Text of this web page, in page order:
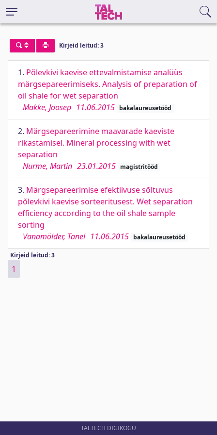
Kirjeid leitud: 3
1. Põlevkivi kaevise ettevalmistamise analüüs
märgsepareerimiseks. Analysis of preparation of
oil shale for wet separation
Makke, Joosep 11.06.2015 bakalaureusetööd
2. Märgsepareerimine maavarade kaeviste
rikastamisel. Mineral processing with wet
separation
Nurme, Martin 23.01.2015 magistritööd
3. Märgsepareerimise efektiivuse sõltuvus
põlevkivi kaevise sorteeritusest. Wet separation
efficiency according to the oil shale sample
sorting
Vanamölder, Tanel 11.06.2015 bakalaureusetööd
Kirjeid leitud: 3
1
TALTECH DIGIKOGU